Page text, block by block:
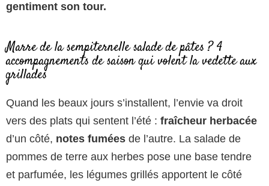
gentiment son tour.
Marre de la sempiternelle salade de pâtes ? 4
accompagnements de saison qui volent la vedette aux
grillades
Quand les beaux jours s’installent, l’envie va droit
vers des plats qui sentent l’été : fraîcheur herbacée
d’un côté, notes fumées de l’autre. La salade de
pommes de terre aux herbes pose une base tendre
et parfumée, les légumes grillés apportent le côté